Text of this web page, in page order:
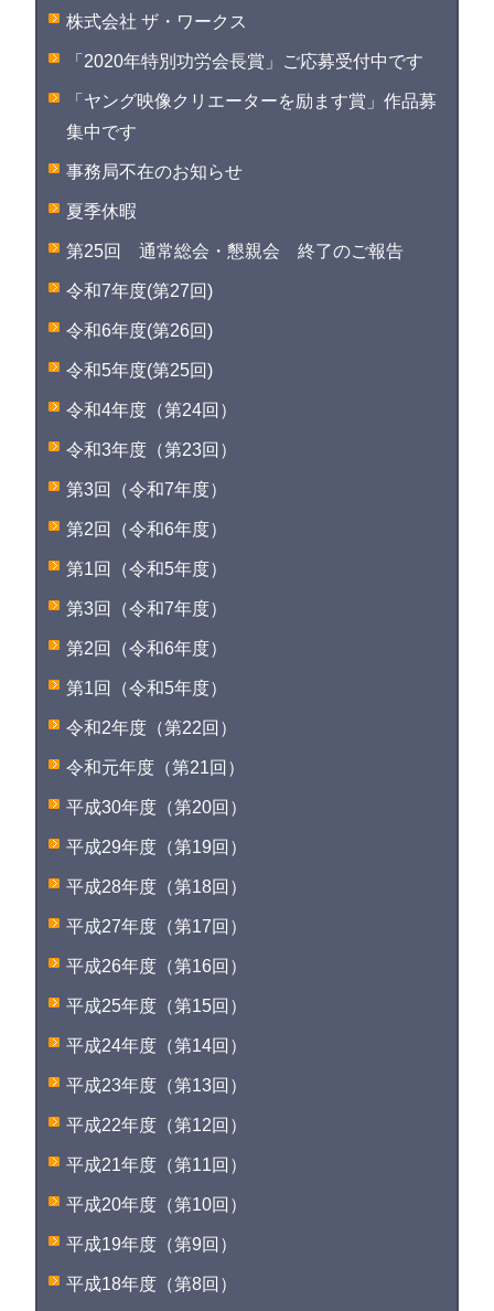
株式会社 ザ・ワークス
「2020年特別功労会長賞」ご応募受付中です
「ヤング映像クリエーターを励ます賞」作品募
集中です
事務局不在のお知らせ
夏季休暇
第25回 通常総会・懇親会 終了のご報告
令和7年度(第27回)
令和6年度(第26回)
令和5年度(第25回)
令和4年度（第24回）
令和3年度（第23回）
第3回（令和7年度）
第2回（令和6年度）
第1回（令和5年度）
第3回（令和7年度）
第2回（令和6年度）
第1回（令和5年度）
令和2年度（第22回）
令和元年度（第21回）
平成30年度（第20回）
平成29年度（第19回）
平成28年度（第18回）
平成27年度（第17回）
平成26年度（第16回）
平成25年度（第15回）
平成24年度（第14回）
平成23年度（第13回）
平成22年度（第12回）
平成21年度（第11回）
平成20年度（第10回）
平成19年度（第9回）
平成18年度（第8回）